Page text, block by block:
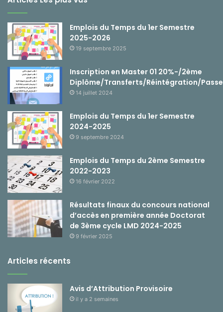
Emplois du Temps du 1er Semestre
2025-2026
19 septembre 2025
Inscription en Master 01 20%-/2ème
Diplôme/Transferts/Réintégration/
14 juillet 2024
Emplois du Temps du 1er Semestre
2024-2025
9 septembre 2024
Emplois du Temps du 2ème Semestre
2022-2023
16 février 2022
Résultats finaux du concours national
d’accès en première année Doctorat
de 3ème cycle LMD 2024-2025
9 février 2025
Articles récents
Avis d’Attribution Provisoire
il y a 2 semaines